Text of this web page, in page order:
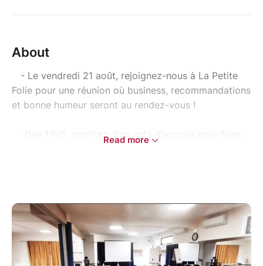
About
- Le vendredi 21 août, rejoignez-nous à La Petite
Folie pour une réunion où business, recommandations
et bonne humeur seront au rendez-vous !
- Dès 11h15, profitez d'un café d'accueil pour faire
rythmée et tournée vers les opportunités avec de
belles rencontres, des échanges concrets et des
connexions qui peuvent faire grandir votre activité.
Read more